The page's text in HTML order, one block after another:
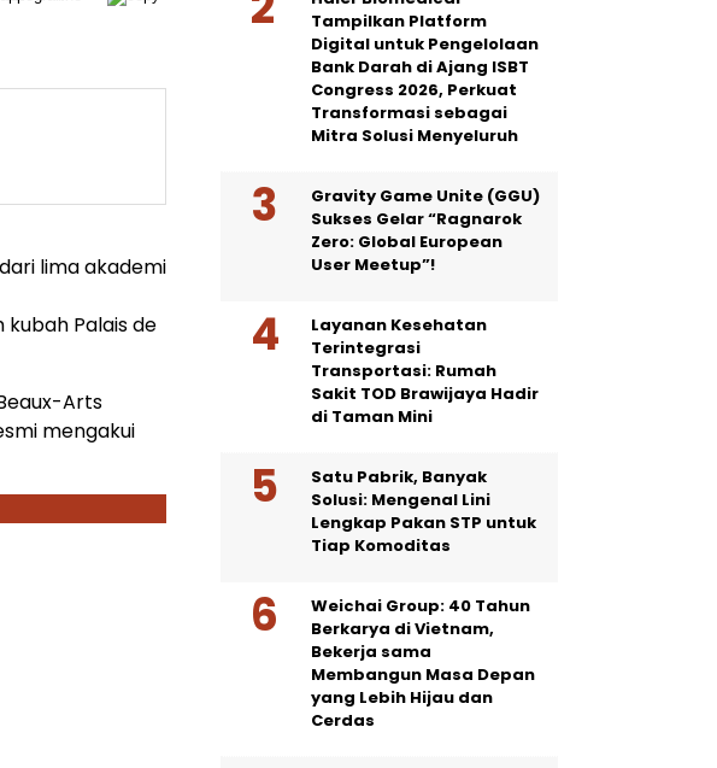
lima akademi
Palais de
Arts
mengakui
Tampilkan Platform
Digital untuk Pengelolaan
Bank Darah di Ajang ISBT
Congress 2026, Perkuat
Transformasi sebagai
Mitra Solusi Menyeluruh
Gravity Game Unite (GGU)
Sukses Gelar “Ragnarok
Zero: Global European
User Meetup”!
Layanan Kesehatan
Terintegrasi
Transportasi: Rumah
Sakit TOD Brawijaya Hadir
di Taman Mini
Satu Pabrik, Banyak
Solusi: Mengenal Lini
Lengkap Pakan STP untuk
Tiap Komoditas
Weichai Group: 40 Tahun
Berkarya di Vietnam,
Bekerja sama
Membangun Masa Depan
yang Lebih Hijau dan
Cerdas